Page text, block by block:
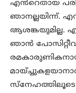
എൻറെതായ
ഞാനല്ലയിന്ന്.
ആശങ്കയുമില്ല.
ഞാൻ